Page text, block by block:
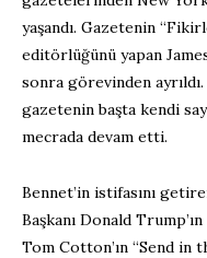
yaşandı. Gazetenin
editörlüğünü yapan
sonra görevinden
gazetenin başta kendi
mecrada devam etti.
Bennet’in istifasını
Başkanı Donald
Tom Cotton’ın “Send in